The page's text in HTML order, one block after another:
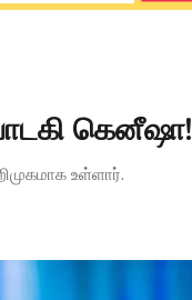
கெனீஷா!
உள்ளார்.